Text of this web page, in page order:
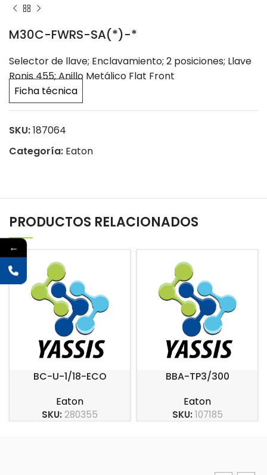
M30C-FWRS-SA(*)-*
Selector de llave; Enclavamiento; 2 posiciones; Llave
Ronis 455; Anillo Metálico Flat Front
Ficha técnica
SKU:187064
Categoría: Eaton
PRODUCTOS RELACIONADOS
BC-U-1/18-ECO
Eaton
SKU:280355
BBA-TP3/300
Eaton
SKU:107185
←